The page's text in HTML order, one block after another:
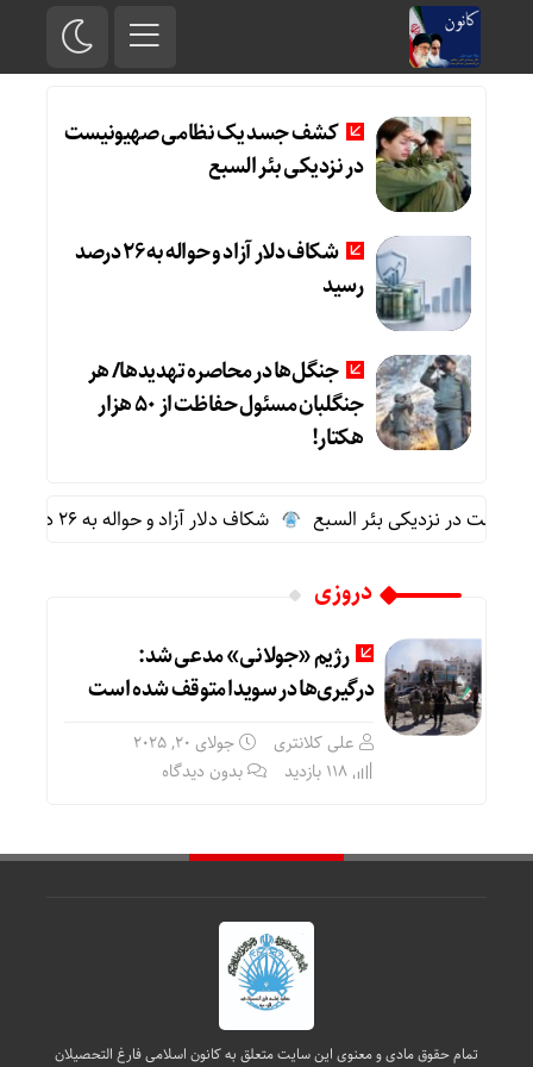
کشف جسد یک نظامی صهیونیست
در نزدیکی بئر السبع
شکاف دلار آزاد و حواله به 26 درصد
رسید
جنگل‌ها در محاصره تهدیدها/ هر
جنگلبان مسئول حفاظت از 50 هزار
هکتار!
در نزدیکی بئر السبع شکاف دلار آزاد و حواله به 26 درصد رسید
دروزی
رژیم «جولانی» مدعی شد:
درگیری‌ها در سویدا متوقف شده است
علی کلانتری
جولای 20, 2025
بدون دیدگاه
تمام حقوق مادی و معنوی این سایت متعلق به کانون اسلامی فارغ التحصیلان